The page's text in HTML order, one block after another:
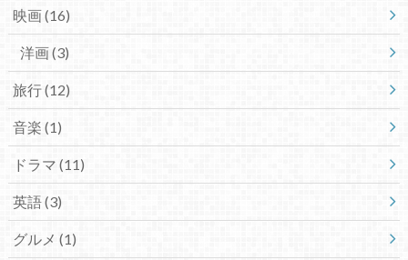
映画(16)
洋画(3)
旅行(12)
音楽 (1)
ドラマ (11)
英語(3)
グルメ (1)